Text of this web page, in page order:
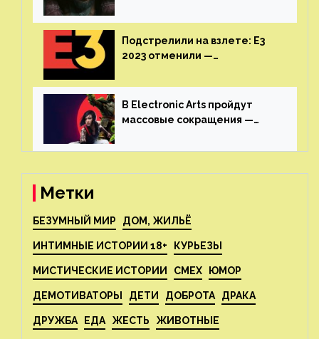
июне
Подстрелили на взлете: E3
2023 отменили —
выставка не вернется
В Electronic Arts пройдут
массовые сокращения —
реструктуризацию
Метки
БЕЗУМНЫЙ МИР ДОМ, ЖИЛЬЁ
ИНТИМНЫЕ ИСТОРИИ 18+ КУРЬЕЗЫ
МИСТИЧЕСКИЕ ИСТОРИИ СМЕХ ЮМОР
ДЕМОТИВАТОРЫ ДЕТИ ДОБРОТА ДРАКА
ДРУЖБА ЕДА ЖЕСТЬ ЖИВОТНЫЕ